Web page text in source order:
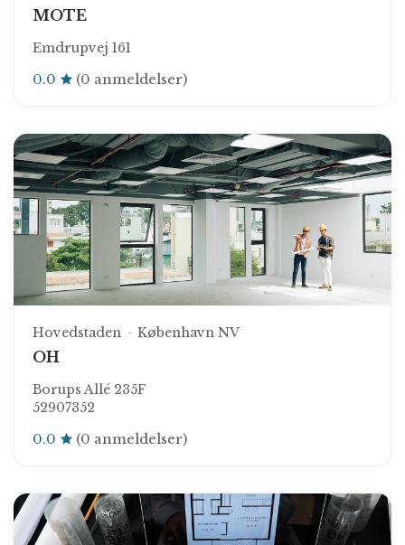
MOTE
Emdrupvej 161
0.0 (0 anmeldelser)
Hovedstaden København NV
OH
Borups Allé 235F
52907352
0.0 (0 anmeldelser)